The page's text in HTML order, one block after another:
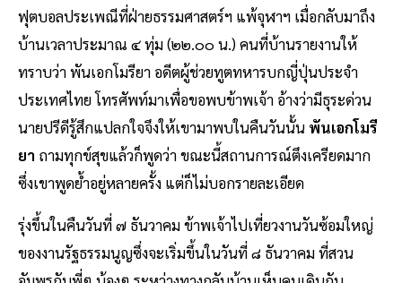
ฟุตบอลประเพณีที่ฝ่ายธรรมศาสตร์ฯ แพ้จุฬาฯ เมื่อกลับมาถึง
บ้านเวลาประมาณ ๔ ทุ่ม (๒๒.๐๐ น.) คนที่บ้านรายงานให้
ทราบว่า พันเอกโมรียา อดีตผู้ช่วยทูตทหารบกญี่ปุ่นประจำ
ประเทศไทย โทรศัพท์มาเพื่อขอพบข้าพเจ้า อ้างว่ามีธุระด่วน
นายปรีดีรู้สึกแปลกใจจึงให้เขามาพบในคืนวันนั้น พันเอกโมรี
ยา ถามทุกข์สุขแล้วก็พูดว่า ขณะนี้สถานการณ์ตึงเครียดมาก
ซึ่งเขาพูดย้ำอยู่หลายครั้ง แต่ก็ไม่บอกรายละเอียด
รุ่งขึ้นในคืนวันที่ ๗ ธันวาคม ข้าพเจ้าไปเที่ยวงานวันซ้อมใหญ่
ของงานรัฐธรรมนูญซึ่งจะเริ่มขึ้นในวันที่ ๘ ธันวาคม ที่สวน